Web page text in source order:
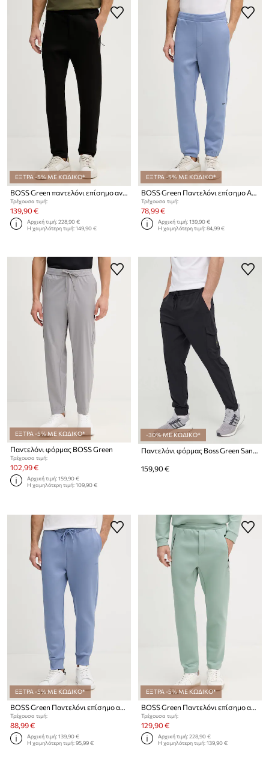
ΕΞΤΡΑ -5% ΜΕ ΚΩΔΙΚΟ*
BOSS Green παντελόνι επίσημο ανδρικό BOSS X PORSCHE
Τρέχουσα τιμή:
139,90 €
Αρχική τιμή:228,90 €
Η χαμηλότερη τιμή:149,90 €
ΕΞΤΡΑ -5% ΜΕ ΚΩΔΙΚΟ*
BOSS Green Παντελόνι επίσημο Ανδρικό
Τρέχουσα τιμή:
78,99 €
Αρχική τιμή:139,90 €
Η χαμηλότερη τιμή:84,99 €
ΕΞΤΡΑ -5% ΜΕ ΚΩΔΙΚΟ*
Παντελόνι φόρμας BOSS Green
Τρέχουσα τιμή:
102,99 €
Αρχική τιμή:159,90 €
Η χαμηλότερη τιμή:109,90 €
-30% ΜΕ ΚΩΔΙΚΟ*
Παντελόνι φόρμας Boss Green San Jared-C
159,90 €
ΕΞΤΡΑ -5% ΜΕ ΚΩΔΙΚΟ*
BOSS Green Παντελόνι επίσημο ανδρικό βαμβάκι με ελαστάν
Τρέχουσα τιμή:
88,99 €
Αρχική τιμή:139,90 €
Η χαμηλότερη τιμή:95,99 €
ΕΞΤΡΑ -5% ΜΕ ΚΩΔΙΚΟ*
BOSS Green Παντελόνι επίσημο ανδρικό BOSS X PORSCHE
Τρέχουσα τιμή:
129,90 €
Αρχική τιμή:228,90 €
Η χαμηλότερη τιμή:139,90 €